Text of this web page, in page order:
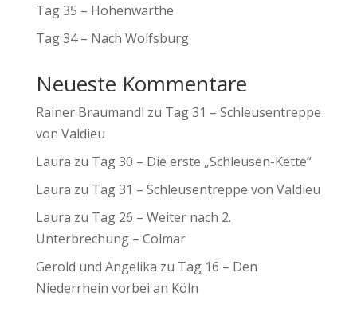
Tag 35 – Hohenwarthe
Tag 34 – Nach Wolfsburg
Neueste Kommentare
Rainer Braumandl zu Tag 31 – Schleusentreppe
von Valdieu
Laura zu Tag 30 – Die erste „Schleusen-Kette“
Laura zu Tag 31 – Schleusentreppe von Valdieu
Laura zu Tag 26 – Weiter nach 2.
Unterbrechung – Colmar
Gerold und Angelika zu Tag 16 – Den
Niederrhein vorbei an Köln